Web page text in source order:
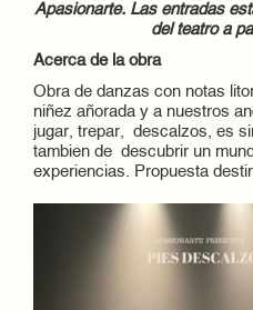
Apasionarte. Las entradas
del teatro a
Acerca de la obra
Obra de danzas con notas
niñez añorada y a nuestros
jugar, trepar, descalzos, es
tambien de descubrir un
experiencias. Propuesta